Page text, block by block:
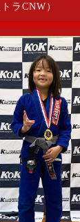
ラCNW）